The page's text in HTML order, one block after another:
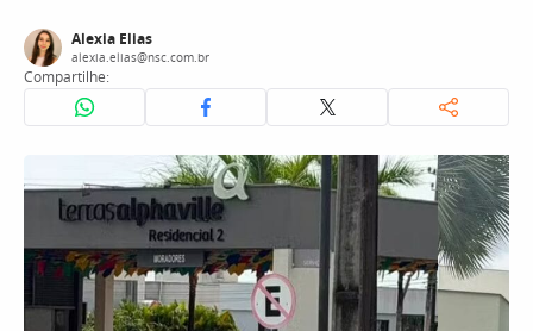
Alexia Elias
alexia.elias@nsc.com.br
Compartilhe: